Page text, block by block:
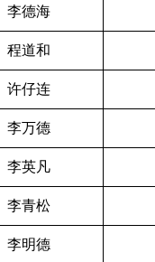
李德海
程道和
许仔连
李万德
李英凡
李青松
李明德